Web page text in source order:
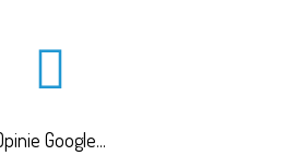
Google...